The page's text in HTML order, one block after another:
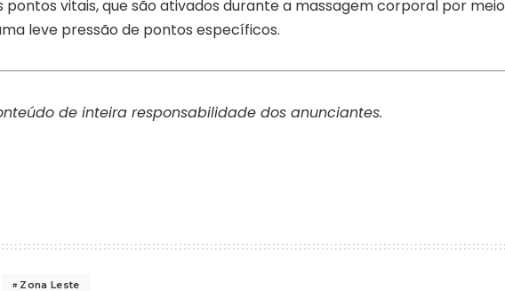
pontos vitais, que são ativados durante a massagem corporal por meio
leve pressão de pontos específicos.
de inteira responsabilidade dos anunciantes.
Zona Leste